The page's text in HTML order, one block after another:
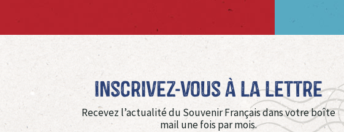
Inscrivez-vous à La Lettre
Recevez l’actualité du Souvenir Français dans votre boîte
mail une fois par mois.